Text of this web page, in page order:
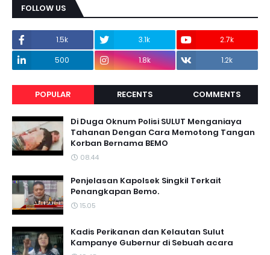
FOLLOW US
1.5k 3.1k
2.7k
500
1.8k 1.2k
POPULAR RECENTS COMMENTS
Di Duga Oknum Polisi SULUT Menganiaya
Tahanan Dengan Cara Memotong Tangan
Korban Bernama BEMO
08.44
Penjelasan Kapolsek Singkil Terkait
Penangkapan Bemo.
15.05
Kadis Perikanan dan Kelautan Sulut
Kampanye Gubernur di Sebuah acara